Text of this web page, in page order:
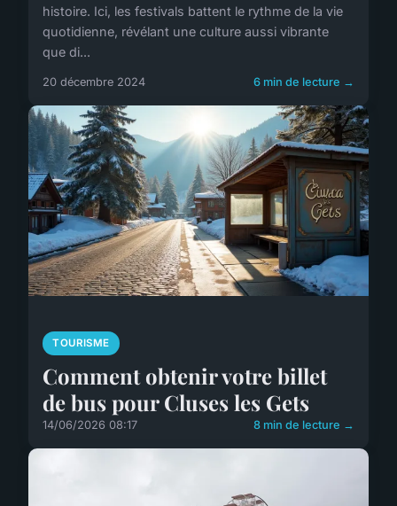
histoire. Ici, les festivals battent le rythme de la vie
quotidienne, révélant une culture aussi vibrante
que di...
20 décembre 2024 6 min de lecture →
TOURISME
Comment obtenir votre billet
de bus pour Cluses les Gets
14/06/2026 08:17 8 min de lecture →